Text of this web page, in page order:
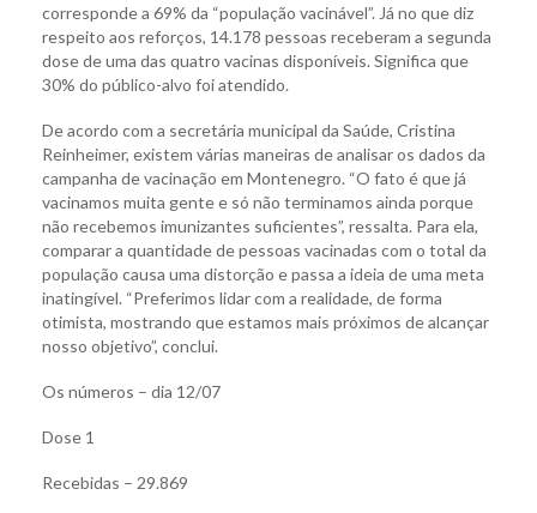
corresponde a 69% da “população vacinável”. Já no que diz
respeito aos reforços, 14.178 pessoas receberam a segunda
dose de uma das quatro vacinas disponíveis. Significa que
30% do público-alvo foi atendido.
De acordo com a secretária municipal da Saúde, Cristina
Reinheimer, existem várias maneiras de analisar os dados da
campanha de vacinação em Montenegro. “O fato é que já
vacinamos muita gente e só não terminamos ainda porque
não recebemos imunizantes suficientes”, ressalta. Para ela,
comparar a quantidade de pessoas vacinadas com o total da
população causa uma distorção e passa a ideia de uma meta
inatingível. “Preferimos lidar com a realidade, de forma
otimista, mostrando que estamos mais próximos de alcançar
nosso objetivo”, conclui.
Os números – dia 12/07
Dose 1
Recebidas – 29.869